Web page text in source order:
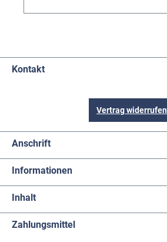
Kontakt
Vertrag widerrufen
Anschrift
Informationen
Inhalt
Zahlungsmittel